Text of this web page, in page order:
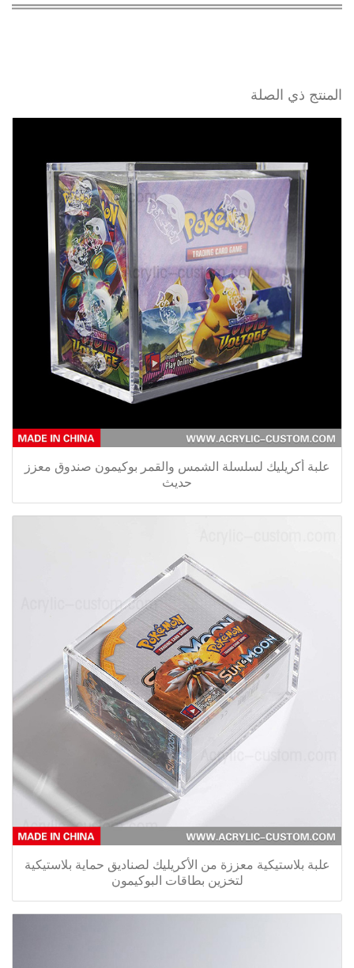
المنتج ذي الصلة
علبة أكريليك لسلسلة الشمس والقمر بوكيمون صندوق معزز
حديث
علبة بلاستيكية معززة من الأكريليك لصناديق حماية بلاستيكية
لتخزين بطاقات البوكيمون